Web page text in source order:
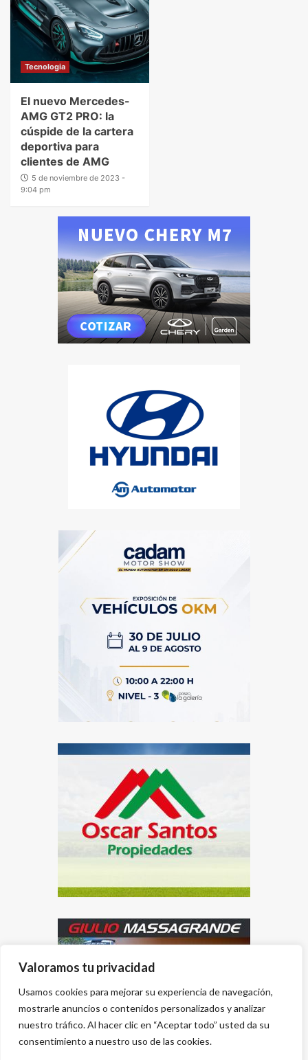
Valoramos tu privacidad
Usamos cookies para mejorar su experiencia de navegación,
mostrarle anuncios o contenidos personalizados y analizar
nuestro tráfico. Al hacer clic en “Aceptar todo” usted da su
consentimiento a nuestro uso de las cookies.
Tecnologia
El nuevo Mercedes-
AMG GT2 PRO: la
cúspide de la cartera
deportiva para
clientes de AMG
5 de noviembre de 2023 -
9:04 pm